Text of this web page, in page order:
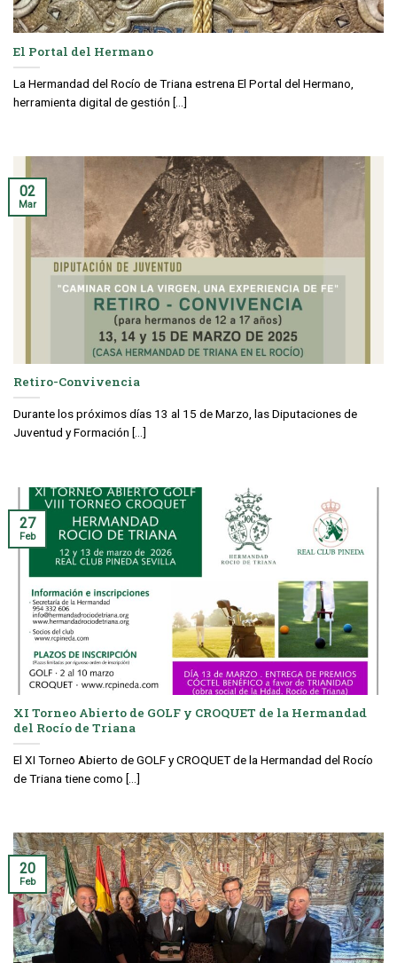
El Portal del Hermano
La Hermandad del Rocío de Triana estrena El Portal del Hermano,
herramienta digital de gestión [...]
Retiro-Convivencia
Durante los próximos días 13 al 15 de Marzo, las Diputaciones de
Juventud y Formación [...]
02
Mar
XI Torneo Abierto de GOLF y CROQUET de la Hermandad
del Rocío de Triana
El XI Torneo Abierto de GOLF y CROQUET de la Hermandad del Rocío
de Triana tiene como [...]
27
Feb
20
Feb